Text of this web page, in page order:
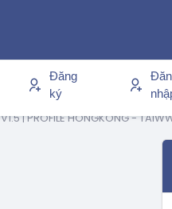
Đăng
ký
V1.5 | PROFILE HONGKONG -